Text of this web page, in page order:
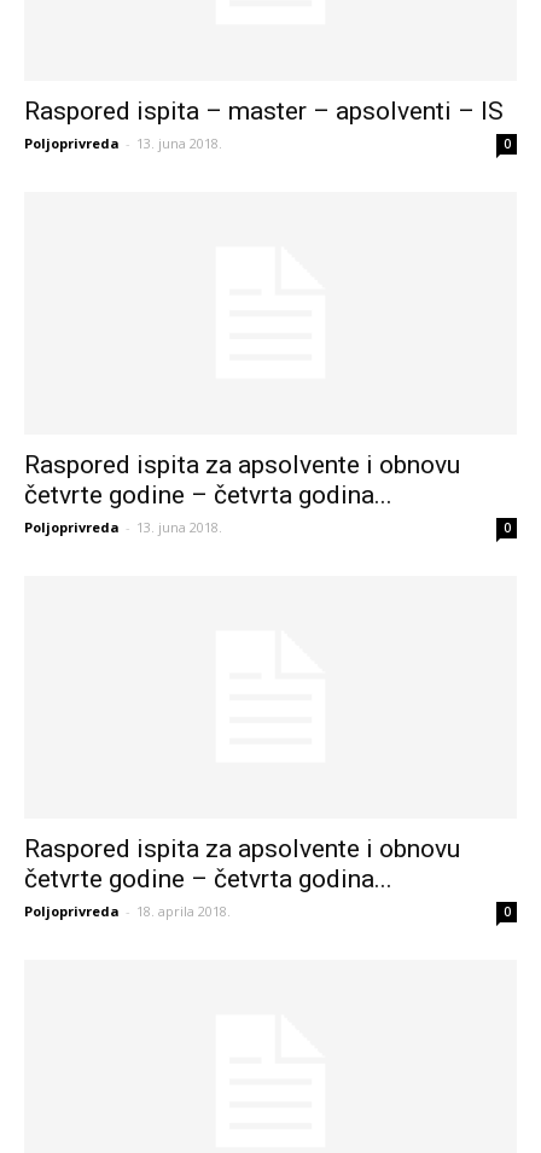
Raspored ispita – master – apsolventi – IS
Poljoprivreda - 13. juna 2018. 0
Raspored ispita za apsolvente i obnovu
četvrte godine – četvrta godina...
Poljoprivreda - 13. juna 2018. 0
Raspored ispita za apsolvente i obnovu
četvrte godine – četvrta godina...
Poljoprivreda - 18. aprila 2018. 0